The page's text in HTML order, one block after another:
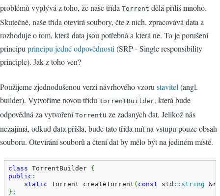
problémů vyplývá z toho, že naše třída Torrent dělá příliš mnoho.
Skutečně, naše třída otevírá soubory, čte z nich, zpracovává data a
rozhoduje o tom, která data jsou potřebná a která ne. To je porušení
principu principu jedné odpovědnosti (SRP - Single responsibility
principle). Jak z toho ven?
Použijeme zjednodušenou verzi návrhového vzoru stavitel (angl.
builder). Vytvoříme novou třídu TorrentBuilder, která bude
odpovědná za vytvoření Torrentu ze zadaných dat. Jelikož nás
nezajímá, odkud data přišla, bude tato třída mít na vstupu pouze obsah
souboru. Otevírání souborů a čtení dat by mělo být na jediném místě.
class TorrentBuilder {
public :
static Torrent createTorrent ( const std :: string &
} ;